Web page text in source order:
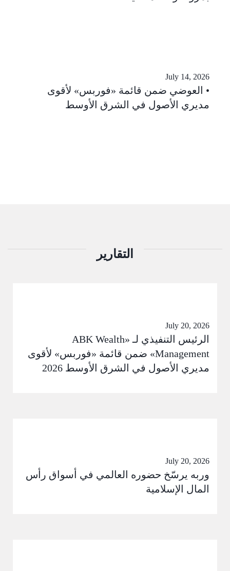
July 14, 2026
العوضي ضمن قائمة «فوربس» لأقوى
مديري الأصول في الشرق الأوسط
التقارير
July 20, 2026
الرئيس التنفيذي لـ «ABK Wealth
Management» ضمن قائمة «فوربس» لأقوى
مديري الأصول في الشرق الأوسط 2026
July 20, 2026
وربه يرسّخ حضوره العالمي في أسواق رأس
المال الإسلامية